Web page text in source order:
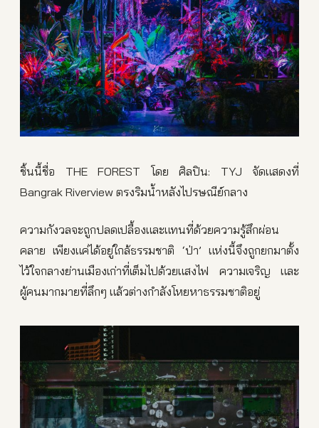
ชิ้นนี้ชื่อ THE FOREST โดย ศิลปิน: TYJ จัดแสดงที่
Bangrak Riverview ตรงริมน้ำหลังไปรษณีย์กลาง
ความกังวลจะถูกปลดเปลื้องและแทนที่ด้วยความรู้สึกผ่อน
คลาย เพียงแค่ได้อยู่ใกล้ธรรมชาติ ‘ป่า’ แห่งนี้จึงถูกยกมาตั้ง
ไว้ใจกลางย่านเมืองเก่าที่เต็มไปด้วยแสงไฟ ความเจริญ และ
ผู้คนมากมายที่ลึกๆ แล้วต่างกำลังโหยหาธรรมชาติอยู่